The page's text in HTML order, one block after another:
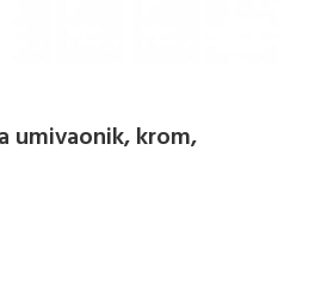
umivaonik, krom,